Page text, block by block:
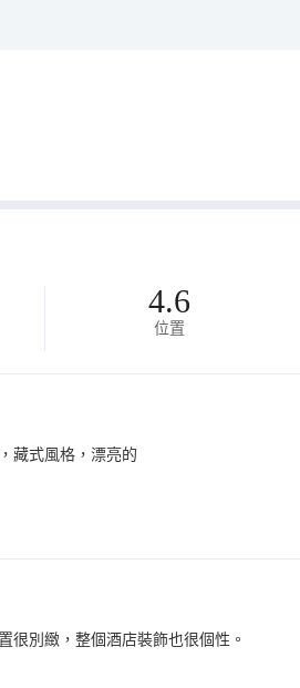
4.6
位置
藏式風格，漂亮的
很別緻，整個酒店裝飾也很個性。